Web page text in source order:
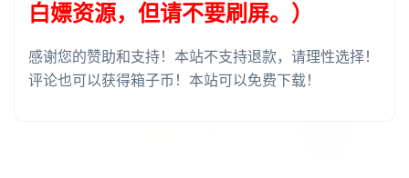
白嫖资源，但请不要刷屏。）
感谢您的赞助和支持！本站不支持退款，请理性选择！
评论也可以获得箱子币！本站可以免费下载！